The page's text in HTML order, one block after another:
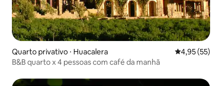
Quarto privativo ⋅ Huacalera 4,95 de uma
4,95 (55)
B&B quarto x 4 pessoas com café da manhã